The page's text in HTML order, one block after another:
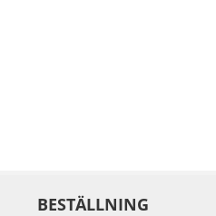
BESTÄLLNING